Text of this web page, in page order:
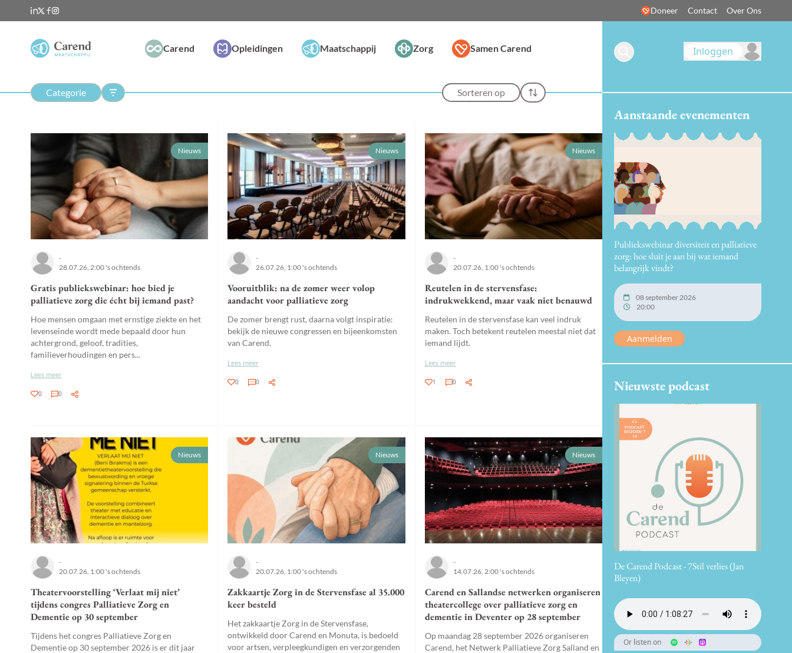
Doneer Contact Over Ons
Carend Opleidingen Maatschappij Zorg Samen Carend
Categorie Sorteren op
Nieuws
-
28.07.26, 2:00 's ochtends
Gratis publiekswebinar: hoe bied je
palliatieve zorg die écht bij iemand past?
Hoe mensen omgaan met ernstige ziekte en het
levenseinde wordt mede bepaald door hun
achtergrond, geloof, tradities,
familieverhoudingen en pers...
Lees meer
0 0
Nieuws
-
26.07.26, 1:00 's ochtends
Vooruitblik: na de zomer weer volop
aandacht voor palliatieve zorg
De zomer brengt rust, daarna volgt inspiratie:
bekijk de nieuwe congressen en bijeenkomsten
van Carend.
Lees meer
0 0
Nieuws
-
20.07.26, 1:00 's ochtends
Reutelen in de stervensfase:
indrukwekkend, maar vaak niet benauwd
Reutelen in de stervensfase kan veel indruk
maken. Toch betekent reutelen meestal niet dat
iemand lijdt.
Lees meer
1 0
Nieuws
-
20.07.26, 1:00 's ochtends
Theatervoorstelling ‘Verlaat mij niet’
tijdens congres Palliatieve Zorg en
Dementie op 30 september
Tijdens het congres Palliatieve Zorg en
Dementie op 30 september 2026 is er dit jaar
Nieuws
-
20.07.26, 1:00 's ochtends
Zakkaartje Zorg in de Stervensfase al 35.000
keer besteld
Het zakkaartje Zorg in de Stervensfase,
ontwikkeld door Carend en Monuta, is bedoeld
voor artsen, verpleegkundigen en verzorgenden
Nieuws
-
14.07.26, 2:00 's ochtends
Carend en Sallandse netwerken organiseren
theatercollege over palliatieve zorg en
dementie in Deventer op 28 september
Op maandag 28 september 2026 organiseren
Carend, het Netwerk Palliatieve Zorg Salland en
Inloggen
Aanstaande evenementen
Publiekswebinar diversiteit en palliatieve
zorg: hoe sluit je aan bij wat iemand
belangrijk vindt?
08 september 2026
20:00
Aanmelden
Nieuwste podcast
De Carend Podcast - 7Stil verlies (Jan
Bleyen)
Or listen on